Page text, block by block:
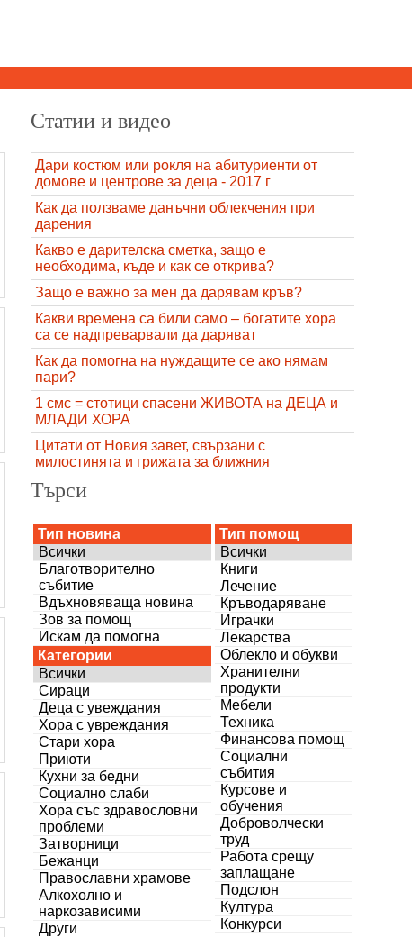
Статии и видео
Дари костюм или рокля на абитуриенти от
домове и центрове за деца - 2017 г
Как да ползваме данъчни облекчения при
дарения
Какво е дарителска сметка, защо е
необходима, къде и как се открива?
Защо е важно за мен да дарявам кръв?
Какви времена са били само – богатите хора
са се надпреварвали да даряват
Как да помогна на нуждащите се ако нямам
пари?
1 смс = стотици спасени ЖИВОТА на ДЕЦА и
МЛАДИ ХОРА
Цитати от Новия завет, свързани с
милостинята и грижата за ближния
Търси
Тип новина
Всички
Благотворително
събитие
Вдъхновяваща новина
Зов за помощ
Искам да помогна
Категории
Всички
Сираци
Деца с увеждания
Хора с увреждания
Стари хора
Приюти
Кухни за бедни
Социално слаби
Хора със здравословни
проблеми
Затворници
Бежанци
Православни храмове
Алкохолно и
наркозависими
Други
Тип помощ
Всички
Книги
Лечение
Кръводаряване
Играчки
Лекарства
Облекло и обукви
Хранителни
продукти
Мебели
Техника
Финансова помощ
Социални
събития
Курсове и
обучения
Доброволчески
труд
Работа срещу
заплащане
Подслон
Култура
Конкурси